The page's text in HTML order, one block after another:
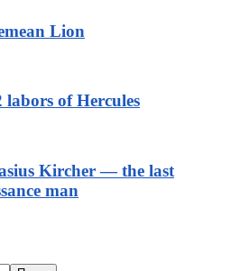
Lion
labors of Hercules
Kircher — the last
man